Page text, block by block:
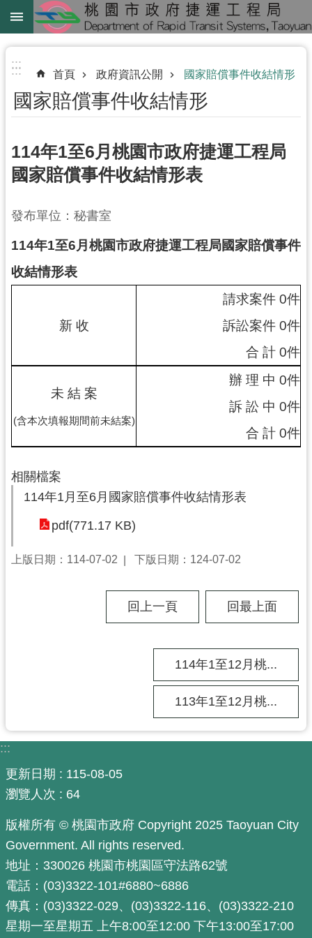
跳到主要內容區塊
綠
延
中
鐵
路
下
進
階
識
們
訊
業
政
臺
政
資
訊
公
開
機
關
:::
::: 首頁 政府資訊公開 國家賠償事件收結情形
國家賠償事件收結情形
114年1至6月桃園市政府捷運工程局
國家賠償事件收結情形表
發布單位：秘書室
114年1至6月桃園市政府捷運工程局國家賠償事件
收結情形表
新 收
請求案件 0件
訴訟案件 0件
合 計 0件
未 結 案
(含本次填報期間前未結案)
辦 理 中 0件
訴 訟 中 0件
合 計 0件
相關檔案
114年1月至6月國家賠償事件收結情形表
pdf(771.17 KB)
上版日期：114-07-02 下版日期：124-07-02
回上一頁 回最上面
114年1至12月桃...
113年1至12月桃...
:::
更新日期
115-08-05
瀏覽人次
64
版權所有 © 桃園市政府 Copyright 2025 Taoyuan City
Government. All rights reserved.
地址：330026 桃園市桃園區守法路62號
電話：(03)3322-101#6880~6886
傳真：(03)3322-029、(03)3322-116、(03)3322-210
星期一至星期五 上午8:00至12:00 下午13:00至17:00